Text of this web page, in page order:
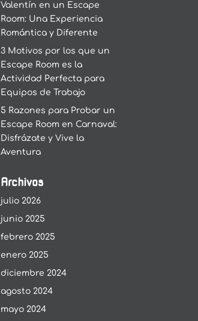
Valentín en un Escape
Room: Una Experiencia
Romántica y Diferente
3 Motivos por los que un
Escape Room es la
Actividad Perfecta para
Equipos de Trabajo
5 Razones para Probar un
Escape Room en Carnaval:
Disfrázate y Vive la
Aventura
Archivos
julio 2026
junio 2025
febrero 2025
enero 2025
diciembre 2024
agosto 2024
mayo 2024